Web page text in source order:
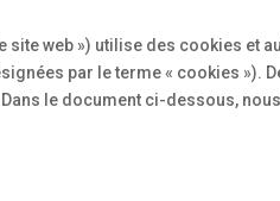
site web ») utilise des cookies et
par le terme « cookies »).
le document ci-dessous,